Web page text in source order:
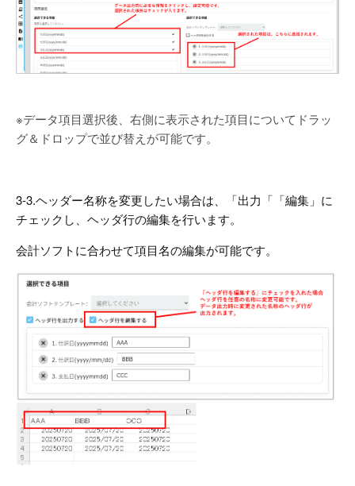
※データ項目選択後、右側に表示された項目についてドラッ
グ＆ドロップで並び替えが可能です。
3-3.ヘッダー名称を変更したい場合は、「出力「「編集」に
チェックし、ヘッダ行の編集を行います。
会計ソフトに合わせて項目名の編集が可能です。